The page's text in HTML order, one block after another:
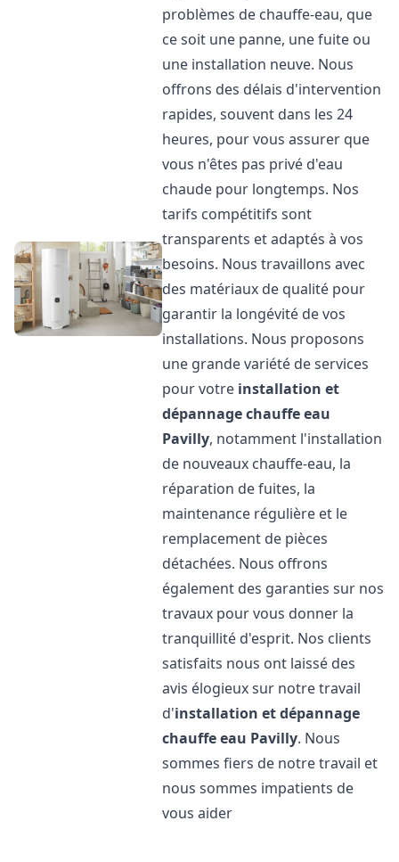
problèmes de chauffe-eau, que
ce soit une panne, une fuite ou
une installation neuve. Nous
offrons des délais d'intervention
rapides, souvent dans les 24
heures, pour vous assurer que
vous n'êtes pas privé d'eau
chaude pour longtemps. Nos
tarifs compétitifs sont
transparents et adaptés à vos
besoins. Nous travaillons avec
des matériaux de qualité pour
garantir la longévité de vos
installations. Nous proposons
une grande variété de services
pour votre installation et
dépannage chauffe eau
Pavilly, notamment l'installation
de nouveaux chauffe-eau, la
réparation de fuites, la
maintenance régulière et le
remplacement de pièces
détachées. Nous offrons
également des garanties sur nos
travaux pour vous donner la
tranquillité d'esprit. Nos clients
satisfaits nous ont laissé des
avis élogieux sur notre travail
d'installation et dépannage
chauffe eau Pavilly. Nous
sommes fiers de notre travail et
nous sommes impatients de
vous aider